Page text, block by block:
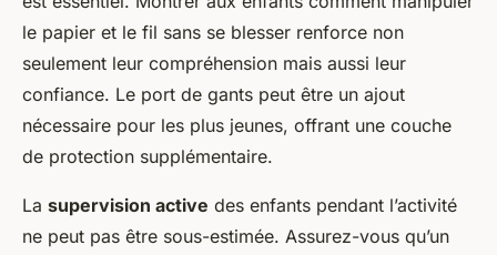
le papier et le fil sans se blesser renforce non
seulement leur compréhension mais aussi leur
confiance. Le port de gants peut être un ajout
nécessaire pour les plus jeunes, offrant une couche
de protection supplémentaire.
La supervision active des enfants pendant l’activité
ne peut pas être sous-estimée. Assurez-vous qu’un